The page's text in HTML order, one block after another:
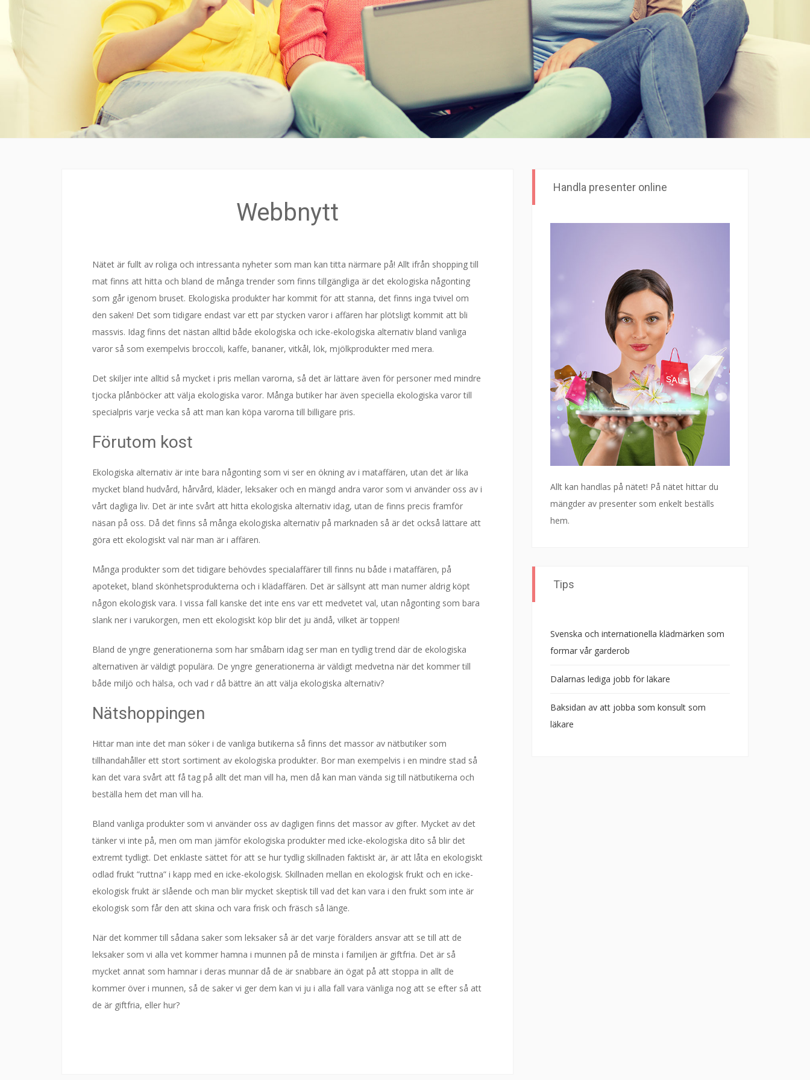
Webbnytt
Nätet är fullt av roliga och intressanta nyheter som man kan titta närmare på! Allt ifrån shopping till
mat finns att hitta och bland de många trender som finns tillgängliga är det ekologiska någonting
som går igenom bruset. Ekologiska produkter har kommit för att stanna, det finns inga tvivel om
den saken! Det som tidigare endast var ett par stycken varor i affären har plötsligt kommit att bli
massvis. Idag finns det nästan alltid både ekologiska och icke-ekologiska alternativ bland vanliga
varor så som exempelvis broccoli, kaffe, bananer, vitkål, lök, mjölkprodukter med mera.
Det skiljer inte alltid så mycket i pris mellan varorna, så det är lättare även för personer med mindre
tjocka plånböcker att välja ekologiska varor. Många butiker har även speciella ekologiska varor till
specialpris varje vecka så att man kan köpa varorna till billigare pris.
Förutom kost
Ekologiska alternativ är inte bara någonting som vi ser en ökning av i mataffären, utan det är lika
mycket bland hudvård, hårvård, kläder, leksaker och en mängd andra varor som vi använder oss av i
vårt dagliga liv. Det är inte svårt att hitta ekologiska alternativ idag, utan de finns precis framför
näsan på oss. Då det finns så många ekologiska alternativ på marknaden så är det också lättare att
göra ett ekologiskt val när man är i affären.
Många produkter som det tidigare behövdes specialaffärer till finns nu både i mataffären, på
apoteket, bland skönhetsprodukterna och i klädaffären. Det är sällsynt att man numer aldrig köpt
någon ekologisk vara. I vissa fall kanske det inte ens var ett medvetet val, utan någonting som bara
slank ner i varukorgen, men ett ekologiskt köp blir det ju ändå, vilket är toppen!
Bland de yngre generationerna som har småbarn idag ser man en tydlig trend där de ekologiska
alternativen är väldigt populära. De yngre generationerna är väldigt medvetna när det kommer till
både miljö och hälsa, och vad r då bättre än att välja ekologiska alternativ?
Nätshoppingen
Hittar man inte det man söker i de vanliga butikerna så finns det massor av nätbutiker som
tillhandahåller ett stort sortiment av ekologiska produkter. Bor man exempelvis i en mindre stad så
kan det vara svårt att få tag på allt det man vill ha, men då kan man vända sig till nätbutikerna och
beställa hem det man vill ha.
Bland vanliga produkter som vi använder oss av dagligen finns det massor av gifter. Mycket av det
tänker vi inte på, men om man jämför ekologiska produkter med icke-ekologiska dito så blir det
extremt tydligt. Det enklaste sättet för att se hur tydlig skillnaden faktiskt är, är att låta en ekologiskt
odlad frukt ”ruttna” i kapp med en icke-ekologisk. Skillnaden mellan en ekologisk frukt och en icke-
ekologisk frukt är slående och man blir mycket skeptisk till vad det kan vara i den frukt som inte är
ekologisk som får den att skina och vara frisk och fräsch så länge.
När det kommer till sådana saker som leksaker så är det varje förälders ansvar att se till att de
leksaker som vi alla vet kommer hamna i munnen på de minsta i familjen är giftfria. Det är så
mycket annat som hamnar i deras munnar då de är snabbare än ögat på att stoppa in allt de
kommer över i munnen, så de saker vi ger dem kan vi ju i alla fall vara vänliga nog att se efter så att
de är giftfria, eller hur?
Handla presenter online
Allt kan handlas på nätet! På nätet hittar du
mängder av presenter som enkelt beställs
hem.
Tips
Svenska och internationella klädmärken som
formar vår garderob
Dalarnas lediga jobb för läkare
Baksidan av att jobba som konsult som
läkare